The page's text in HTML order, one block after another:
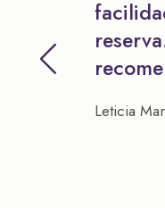
Leticia